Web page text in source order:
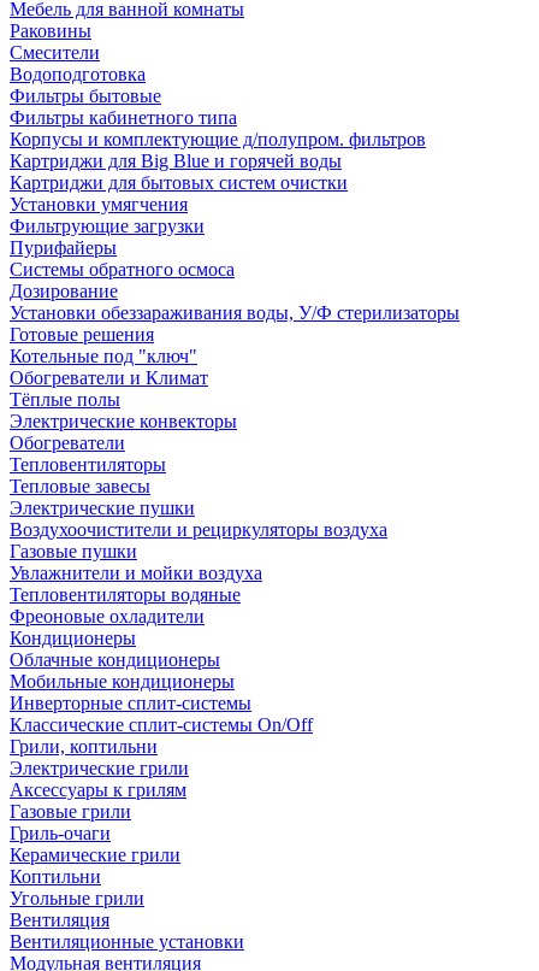
Мебель для ванной комнаты
Раковины
Смесители
Водоподготовка
Фильтры бытовые
Фильтры кабинетного типа
Корпусы и комплектующие д/полупром. фильтров
Картриджи для Big Blue и горячей воды
Картриджи для бытовых систем очистки
Установки умягчения
Фильтрующие загрузки
Пурифайеры
Системы обратного осмоса
Дозирование
Установки обеззараживания воды, У/Ф стерилизаторы
Готовые решения
Котельные под "ключ"
Обогреватели и Климат
Тёплые полы
Электрические конвекторы
Обогреватели
Тепловентиляторы
Тепловые завесы
Электрические пушки
Воздухоочистители и рециркуляторы воздуха
Газовые пушки
Увлажнители и мойки воздуха
Тепловентиляторы водяные
Фреоновые охладители
Кондиционеры
Облачные кондиционеры
Мобильные кондиционеры
Инверторные сплит-системы
Классические сплит-системы On/Off
Грили, коптильни
Электрические грили
Аксессуары к грилям
Газовые грили
Гриль-очаги
Керамические грили
Коптильни
Угольные грили
Вентиляция
Вентиляционные установки
Модульная вентиляция